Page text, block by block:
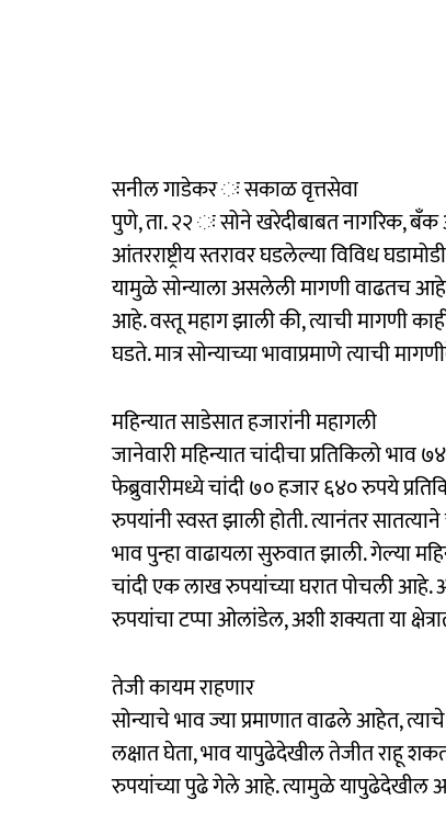
सनील गाडेकर ः सकाळ वृत्तसेवा
पुणे, ता. २२ ः सोने खरेदीबाबत नागरिक, बँक
आंतरराष्ट्रीय स्तरावर घडलेल्या विविध
यामुळे सोन्याला असलेली मागणी वाढतच आहे.
आहे. वस्तू महाग झाली की, त्याची मागणी
घडते. मात्र सोन्याच्या भावाप्रमाणे त्याची
महिन्यात साडेसात हजारांनी महागली
जानेवारी महिन्यात चांदीचा प्रतिकिलो
फेब्रुवारीमध्ये चांदी ७० हजार ६४० रुपये
रुपयांनी स्वस्त झाली होती. त्यानंतर
भाव पुन्हा वाढायला सुरुवात झाली. गेल्या
चांदी एक लाख रुपयांच्या घरात पोचली आहे.
रुपयांचा टप्पा ओलांडेल, अशी शक्यता या
तेजी कायम राहणार
सोन्याचे भाव ज्या प्रमाणात वाढले आहेत,
लक्षात घेता, भाव यापुढेदेखील तेजीत राहू
रुपयांच्या पुढे गेले आहे. त्यामुळे यापुढेदेखील